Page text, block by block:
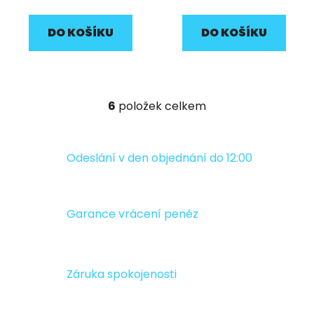
DO KOŠÍKU DO KOŠÍKU
O
á
c
í
k
6 položek celkem
Odeslání v den objednání do 12:00
Garance vrácení peněz
Záruka spokojenosti